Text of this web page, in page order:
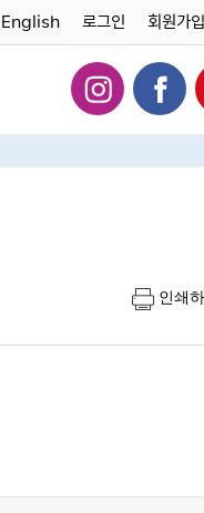
English 로그인 회원가입
인쇄